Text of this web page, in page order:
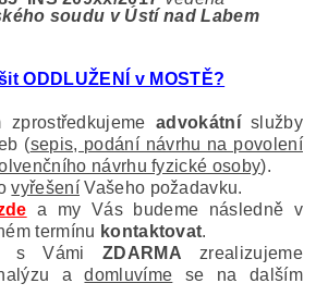
soudu v Ústí nad Labem
ODDLUŽENÍ v MOSTĚ?
zprostředkujeme advokátníslužby
(sepis, podání návrhu na povolení
návrhu fyzické osoby).
vyřešeníVašeho požadavku.
a my Vás budeme následně v
termínu kontaktovat.
s Vámi ZDARMA zrealizujeme
adomluvíme se na dalším